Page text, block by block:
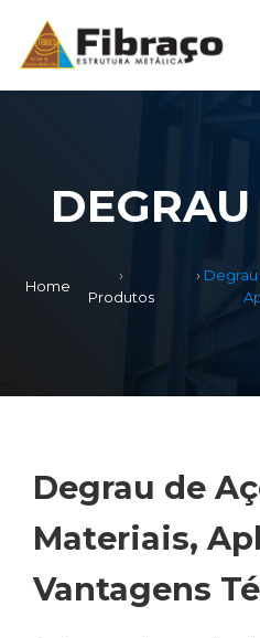
Home
Produtos
Degrau
Degrau de
Materiais,
Vantagens